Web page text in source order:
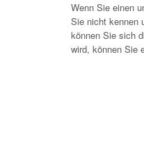
Wenn Sie einen
Sie nicht kennen
können Sie sich
wird, können Sie